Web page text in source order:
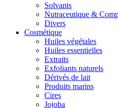
Solvants
Nutraceutique &
Divers
Cosmétique
Huiles végétales
Huiles essentielles
Extraits
Exfoliants naturels
Dérivés de lait
Produits marins
Cires
Jojoba